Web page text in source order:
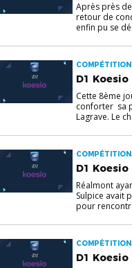
Après près
retour de
enfin pu se
D1
Cette 8ème
conforter sa
Lagrave. Le
D1
Réalmont
Sulpice avait
pour
D1